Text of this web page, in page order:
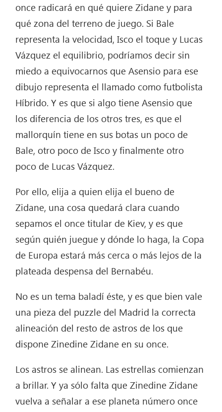
once radicará en qué quiere Zidane y para
qué zona del terreno de juego. Si Bale
representa la velocidad, Isco el toque y Lucas
Vázquez el equilibrio, podríamos decir sin
miedo a equivocarnos que Asensio para ese
dibujo representa el llamado como futbolista
Híbrido. Y es que si algo tiene Asensio que
los diferencia de los otros tres, es que el
mallorquín tiene en sus botas un poco de
Bale, otro poco de Isco y finalmente otro
poco de Lucas Vázquez.
Por ello, elija a quien elija el bueno de
Zidane, una cosa quedará clara cuando
sepamos el once titular de Kiev, y es que
según quién juegue y dónde lo haga, la Copa
de Europa estará más cerca o más lejos de la
plateada despensa del Bernabéu.
No es un tema baladí éste, y es que bien vale
una pieza del puzzle del Madrid la correcta
alineación del resto de astros de los que
dispone Zinedine Zidane en su once.
Los astros se alinean. Las estrellas comienzan
a brillar. Y ya sólo falta que Zinedine Zidane
vuelva a señalar a ese planeta número once